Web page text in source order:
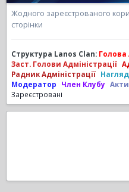
Жодного зареєстрованого
сторінки
Структура Lanos Clan: Голова
Заст. Голови Адміністрації
Радник Адміністрації
Модератор
Член Клубу
Зареєстровані